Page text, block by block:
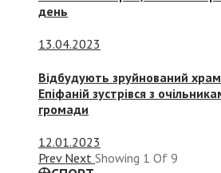
день
13.04.2023
Відбудують зруйнований
Епіфаній зустрівся з
громади
12.01.2023
Prev Next Showing 1 Of 9